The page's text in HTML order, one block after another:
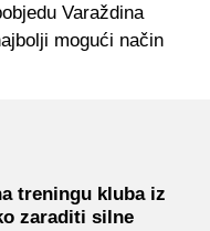
Varaždina
mogući način
treningu kluba iz
zaraditi silne